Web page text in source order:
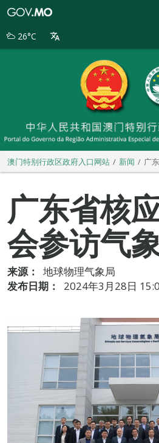
别
26°C
澳门特别行政区政府入口网站 新闻 广
广东省核
会参访气
来源：
地球物理气象局
发布日期：
2024年3月28日